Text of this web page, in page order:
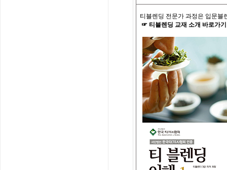
티블렌딩 전문가 과정은 입문블
☞ 티블렌딩 교재 소개 바로가기